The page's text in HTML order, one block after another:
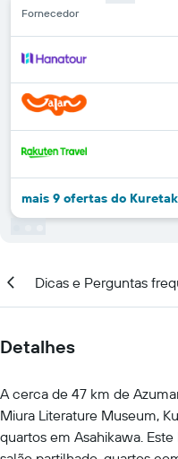
Fornecedor
mais 9 ofertas do
Dicas e Perguntas
Detalhes
A cerca de 47 km de
Miura Literature Museum,
quartos em Asahikawa.